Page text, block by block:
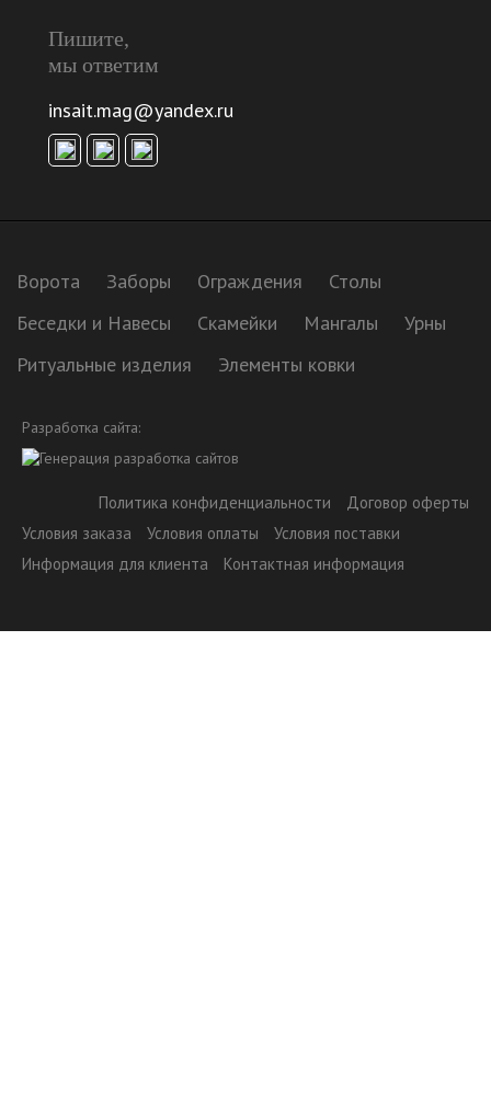
Пишите,
мы ответим
insait.mag@yandex.ru
Ворота Заборы Ограждения
Столы
Беседки и Навесы
Скамейки Мангалы
Урны
Ритуальные изделия
Элементы ковки
Разработка сайта:
Политика конфиденциальности
Договор оферты
Условия заказа
Условия оплаты
Условия поставки
Информация для клиента
Контактная информация